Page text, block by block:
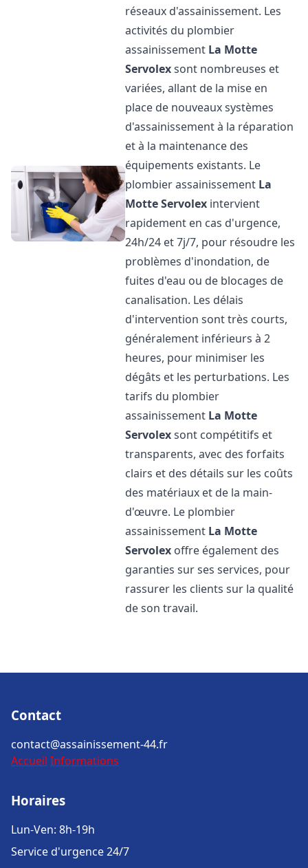
réseaux d'assainissement. Les
activités du plombier
assainissement La Motte
Servolexsont nombreuses et
variées, allant de la mise en
place de nouveaux systèmes
d'assainissement à la réparation
et à la maintenance des
équipements existants. Le
plombier assainissement La
Motte Servolex intervient
rapidement en cas d'urgence,
24h/24 et 7j/7, pour résoudre les
problèmes d'inondation, de
fuites d'eau ou de blocages de
canalisation. Les délais
d'intervention sont très courts,
généralement inférieurs à 2
heures, pour minimiser les
dégâts et les perturbations. Les
tarifs du plombier
assainissement La Motte
Servolexsont compétitifs et
transparents, avec des forfaits
clairs et des détails sur les coûts
des matériaux et de la main-
d'œuvre. Le plombier
assainissement La Motte
Servolex offre également des
garanties sur ses services, pour
rassurer les clients sur la qualité
de son travail.
Contact
contact@assainissement-44.fr
Accueil Informations
Horaires
Lun-Ven: 8h-19h
Service d'urgence 24/7